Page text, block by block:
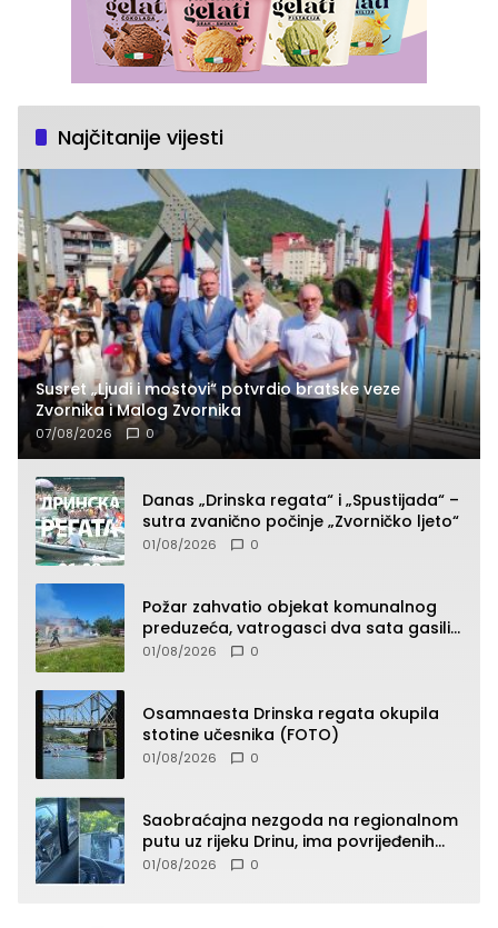
Najčitanije vijesti
Susret „Ljudi i mostovi“ potvrdio bratske veze
Zvornika i Malog Zvornika
07/08/2026 0
Danas „Drinska regata“ i „Spustijada“ –
sutra zvanično počinje „Zvorničko ljeto“
01/08/2026 0
Požar zahvatio objekat komunalnog
preduzeća, vatrogasci dva sata gasili
vatru (FOTO)
01/08/2026 0
Osamnaesta Drinska regata okupila
stotine učesnika (FOTO)
01/08/2026 0
Saobraćajna nezgoda na regionalnom
putu uz rijeku Drinu, ima povrijeđenih
lica (FOTO)
01/08/2026 0